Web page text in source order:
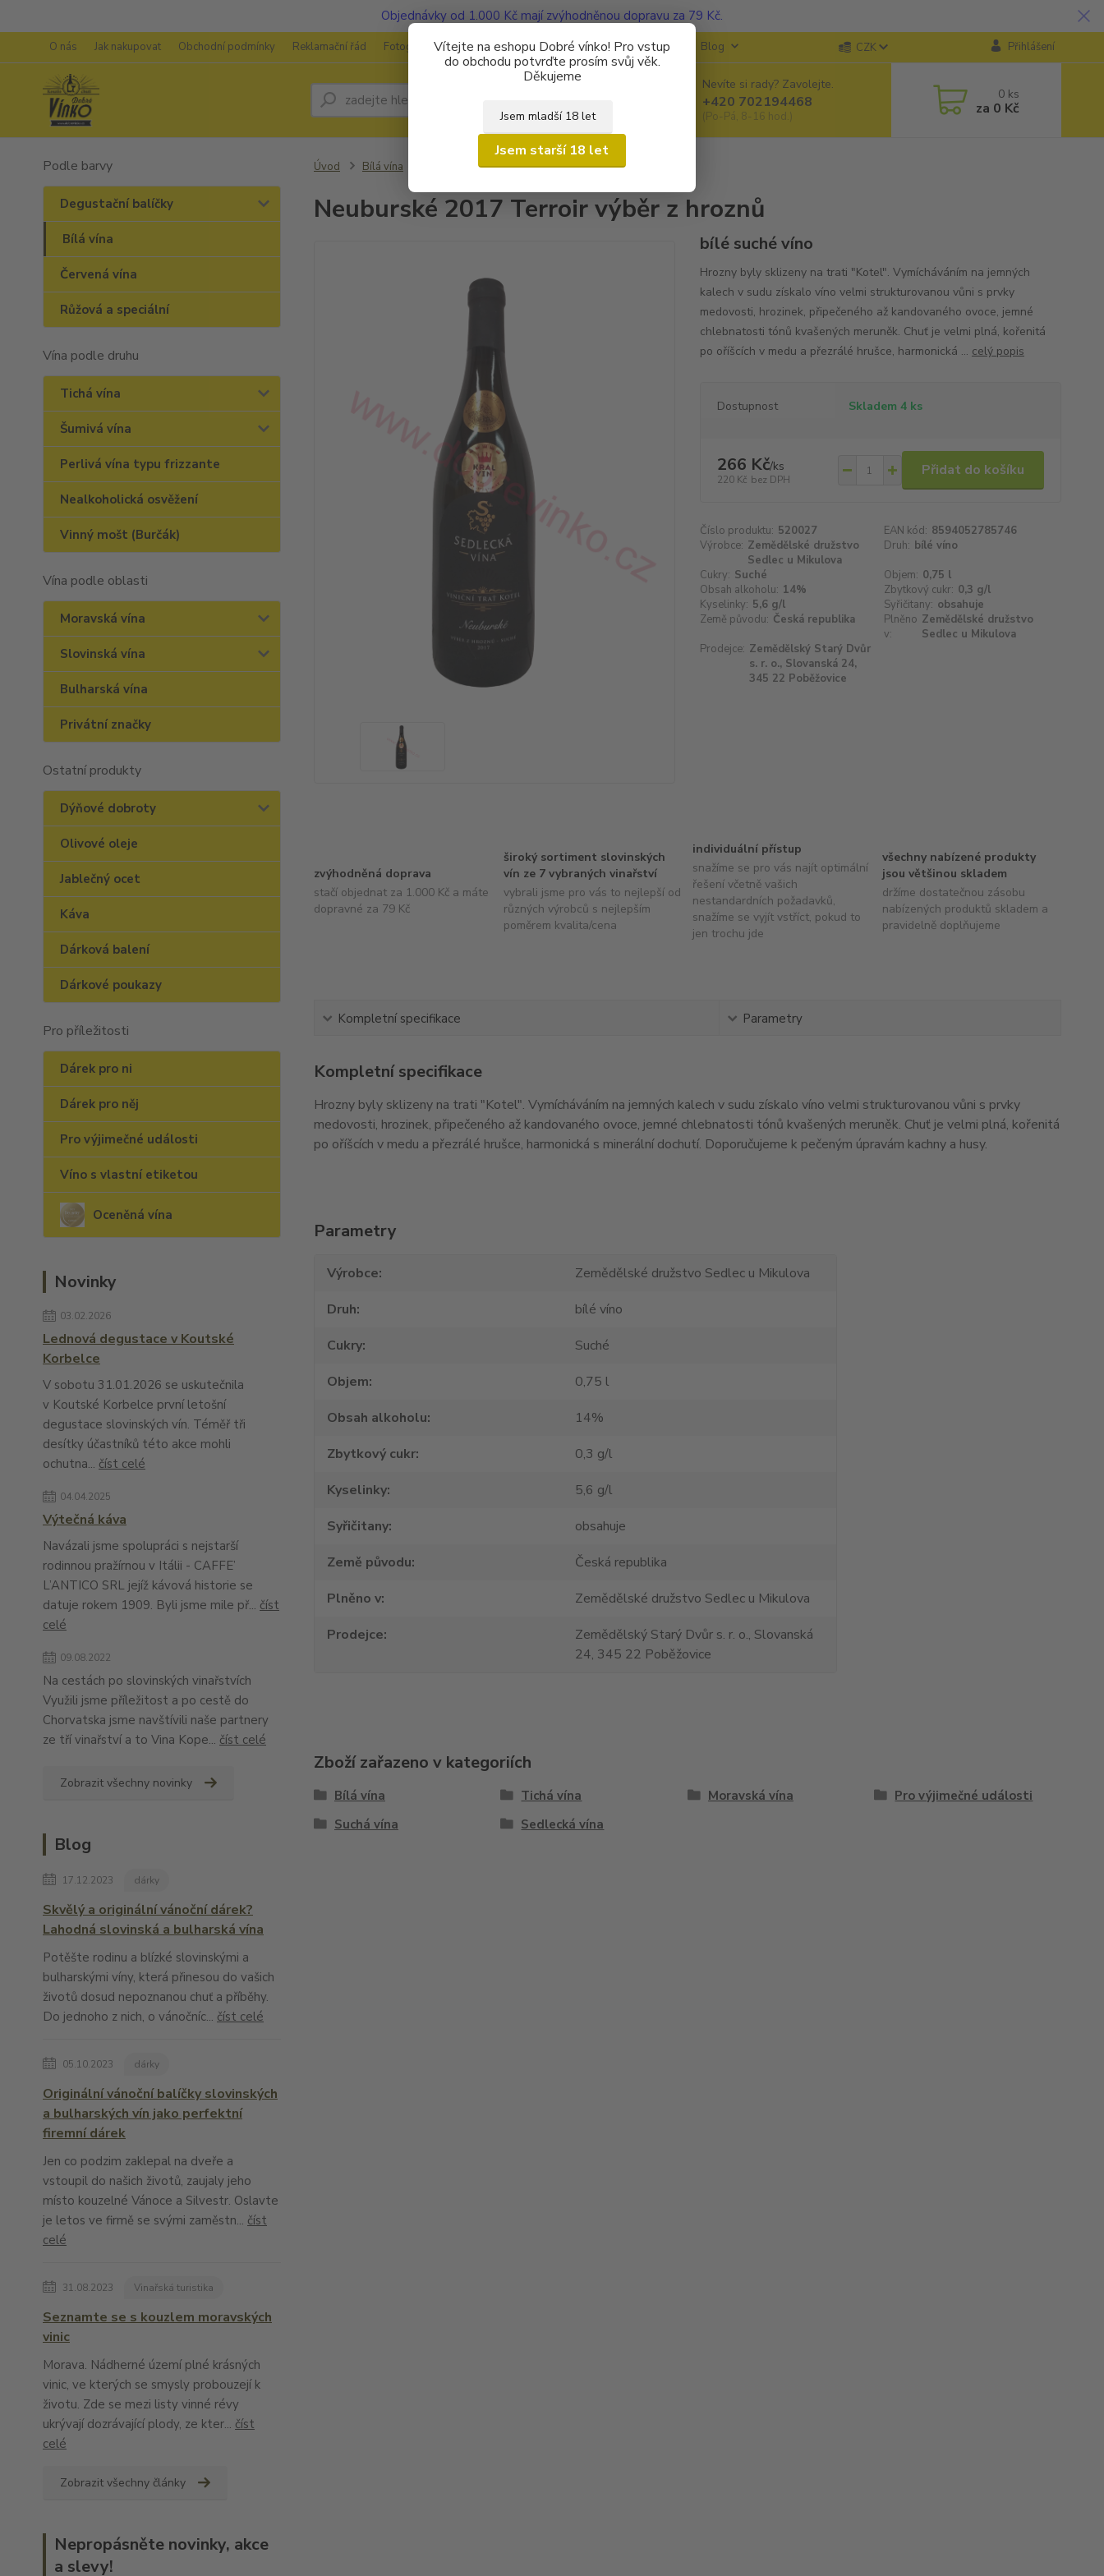
Objednávky od 1.000 Kč mají zvýhodněnou dopravu za 79 Kč.
Vítejte na eshopu Dobré vínko! Pro vstup
do obchodu potvrďte prosím svůj věk.
Děkujeme
Jsem mladší 18 let
Jsem starší 18 let
O nás Jak nakupovat Obchodní podmínky Reklamační řád Fotogalerie Kontakty Ochrana soukromí O vinařstvích Blog CZK Přihlášení
Nevíte si rady? Zavolejte.
+420 702194468
(Po-Pá, 8-16 hod.)
0 ks
za 0 Kč
Podle barvy
Degustační balíčky
Bílá vína
Červená vína
Růžová a speciální
Vína podle druhu
Tichá vína
Šumivá vína
Perlivá vína typu frizzante
Nealkoholická osvěžení
Vinný mošt (Burčák)
Vína podle oblasti
Moravská vína
Slovinská vína
Bulharská vína
Privátní značky
Ostatní produkty
Dýňové dobroty
Olivové oleje
Jablečný ocet
Káva
Dárková balení
Dárkové poukazy
Pro příležitosti
Dárek pro ni
Dárek pro něj
Pro výjimečné události
Víno s vlastní etiketou
Oceněná vína
Novinky
03.02.2026
Lednová degustace v Koutské
Korbelce
V sobotu 31.01.2026 se uskutečnila
v Koutské Korbelce první letošní
degustace slovinských vín. Téměř tři
desítky účastníků této akce mohli
ochutna... číst celé
04.04.2025
Výtečná káva
Navázali jsme spolupráci s nejstarší
rodinnou pražírnou v Itálii - CAFFE’
L’ANTICO SRL jejíž kávová historie se
datuje rokem 1909. Byli jsme mile př... číst
celé
09.08.2022
Na cestách po slovinských vinařstvích
Využili jsme příležitost a po cestě do
Chorvatska jsme navštívili naše partnery
ze tří vinařství a to Vina Kope... číst celé
Zobrazit všechny novinky
Blog
17.12.2023 dárky
Skvělý a originální vánoční dárek?
Lahodná slovinská a bulharská vína
Potěšte rodinu a blízké slovinskými a
bulharskými víny, která přinesou do vašich
životů dosud nepoznanou chuť a příběhy.
Do jednoho z nich, o vánočníc... číst celé
05.10.2023 dárky
Originální vánoční balíčky slovinských
a bulharských vín jako perfektní
firemní dárek
Jen co podzim zaklepal na dveře a
vstoupil do našich životů, zaujaly jeho
místo kouzelné Vánoce a Silvestr. Oslavte
je letos ve firmě se svými zaměstn... číst
celé
31.08.2023 Vinařská turistika
Seznamte se s kouzlem moravských
vinic
Morava. Nádherné území plné krásných
vinic, ve kterých se smysly probouzejí k
životu. Zde se mezi listy vinné révy
ukrývají dozrávající plody, ze kter... číst
celé
Zobrazit všechny články
Nepropásněte novinky, akce
a slevy!
Úvod Bílá vína Neuburské 2017 Terroir výběr z hroznů
Neuburské 2017 Terroir výběr z hroznů
bílé suché víno
Hrozny byly sklizeny na trati "Kotel". Vymícháváním na jemných
kalech v sudu získalo víno velmi strukturovanou vůni s prvky
medovosti, hrozinek, připečeného až kandovaného ovoce, jemné
chlebnatosti tónů kvašených meruněk. Chuť je velmi plná, kořenitá
po oříšcích v medu a přezrálé hrušce, harmonická ... celý popis
Dostupnost Skladem 4 ks
266 Kč/ks
220 Kč bez DPH
Přidat do košíku
Číslo produktu: 520027 EAN kód: 8594052785746
Výrobce: Zemědělské družstvo
Sedlec u Mikulova
Druh: bílé víno
Cukry: Suché Objem: 0,75 l
Obsah alkoholu: 14% Zbytkový cukr: 0,3 g/l
Kyselinky: 5,6 g/l Syřičitany: obsahuje
Země původu: Česká republika
Plněno
v:
Zemědělské družstvo
Sedlec u Mikulova
Prodejce: Zemědělský Starý Dvůr
s. r. o., Slovanská 24,
345 22 Poběžovice
zvýhodněná doprava
stačí objednat za 1.000 Kč a máte
dopravné za 79 Kč
široký sortiment slovinských
vín ze 7 vybraných vinařství
vybrali jsme pro vás to nejlepší od
různých výrobců s nejlepším
poměrem kvalita/cena
individuální přístup
snažíme se pro vás najít optimální
řešení včetně vašich
nestandardních požadavků,
snažíme se vyjít vstříct, pokud to
jen trochu jde
všechny nabízené produkty
jsou většinou skladem
držíme dostatečnou zásobu
nabízených produktů skladem a
pravidelně doplňujeme
Kompletní specifikace Parametry
Kompletní specifikace
Hrozny byly sklizeny na trati "Kotel". Vymícháváním na jemných kalech v sudu získalo víno velmi strukturovanou vůni s prvky
medovosti, hrozinek, připečeného až kandovaného ovoce, jemné chlebnatosti tónů kvašených meruněk. Chuť je velmi plná, kořenitá
po oříšcích v medu a přezrálé hrušce, harmonická s minerální dochutí. Doporučujeme k pečeným úpravám kachny a husy.
Parametry
Výrobce
Zemědělské družstvo Sedlec u Mikulova
Druh
bílé víno
Cukry
Suché
Objem
0,75 l
Obsah alkoholu
14%
Zbytkový cukr
0,3 g/l
Kyselinky
5,6 g/l
Syřičitany
obsahuje
Země původu
Česká republika
Plněno v
Zemědělské družstvo Sedlec u Mikulova
Prodejce
Zemědělský Starý Dvůr s. r. o., Slovanská
24, 345 22 Poběžovice
Zboží zařazeno v kategoriích
Bílá vína Tichá vína Moravská vína
Pro výjimečné události
Suchá vína
Sedlecká vína